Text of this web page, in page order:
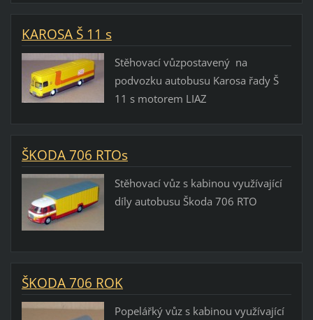
KAROSA Š 11 s
Stěhovací vůzpostavený na
podvozku autobusu Karosa řady Š
11 s motorem LIAZ
ŠKODA 706 RTOs
Stěhovací vůz s kabinou využívající
díly autobusu Škoda 706 RTO
ŠKODA 706 ROK
Popelářký vůz s kabinou využívající